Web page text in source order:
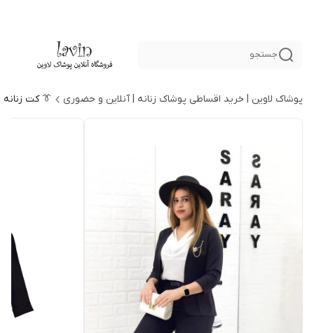
جستجو
پوشاک لاوین | خرید اقساطی پوشاک زنانه | آنلاین و حضوری 👔 کت زنانه